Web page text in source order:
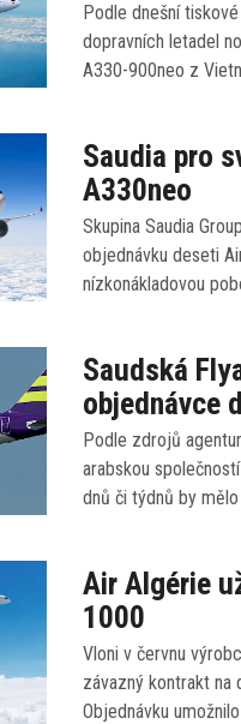
Podle dnešní
dopravních letadel
A330-900neo z
Saudia pro
A330neo
Skupina Saudia
objednávku deseti
nízkonákladovou
Saudská
objednávce
Podle zdrojů
arabskou
dnů či týdnů by
Air Algérie
1000
Vloni v červnu
závazný kontrakt na
Objednávku